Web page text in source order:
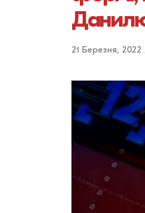
21 Березня, 2022